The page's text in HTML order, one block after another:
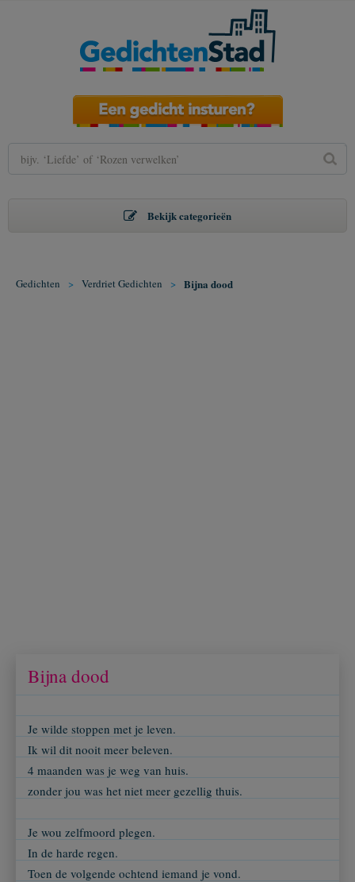
Bekijk categorieën
Gedichten > Verdriet Gedichten > Bijna dood
Bijna dood
Je wilde stoppen met je leven.
Ik wil dit nooit meer beleven.
4 maanden was je weg van huis.
zonder jou was het niet meer gezellig thuis.
Je wou zelfmoord plegen.
In de harde regen.
Toen de volgende ochtend iemand je vond.